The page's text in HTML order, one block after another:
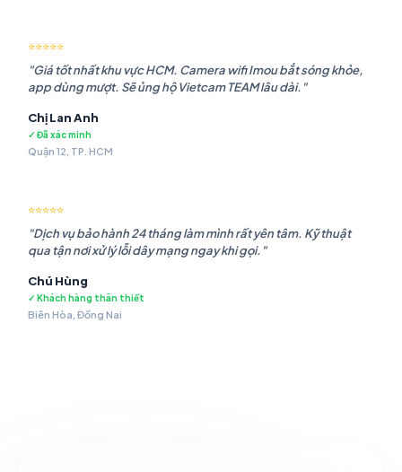
⭐⭐⭐⭐⭐
"Giá tốt nhất khu vực HCM. Camera wifi Imou bắt sóng khỏe,
app dùng mượt. Sẽ ủng hộ Vietcam TEAM lâu dài."
Chị Lan Anh
✓ Đã xác minh
Quận 12, TP. HCM
⭐⭐⭐⭐⭐
"Dịch vụ bảo hành 24 tháng làm mình rất yên tâm. Kỹ thuật
qua tận nơi xử lý lỗi dây mạng ngay khi gọi."
Chú Hùng
✓ Khách hàng thân thiết
Biên Hòa, Đồng Nai